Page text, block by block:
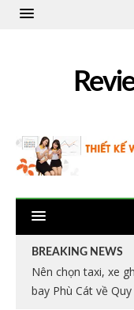
BREAKING NEWS
Nên chọn taxi, xe
bay Phù Cát về